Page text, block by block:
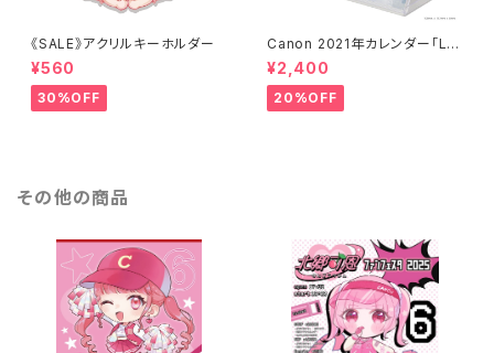
《SALE》アクリルキーホルダー
¥560
30%OFF
Canon 2021年カレンダー「Lik
e me.」
¥2,400
20%OFF
その他の商品